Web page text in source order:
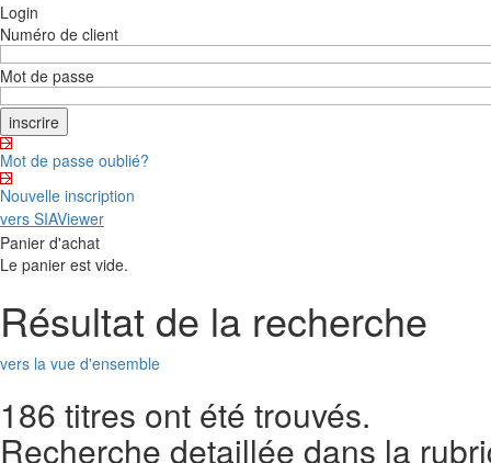
Login
Numéro de client
Mot de passe
Mot de passe oublié?
Nouvelle inscription
vers SIAViewer
Panier d'achat
Le panier est vide.
Résultat de la recherche
vers la vue d'ensemble
186 titres ont été trouvés.
Recherche detaillée dans la